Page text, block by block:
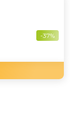
-37%